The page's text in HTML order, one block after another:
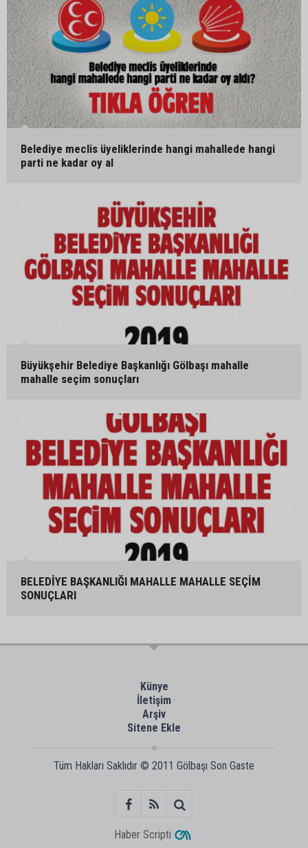
Belediye meclis üyeliklerinde hangi mahallede hangi
parti ne kadar oy al
Büyükşehir Belediye Başkanlığı Gölbaşı mahalle
mahalle seçim sonuçları
BELEDİYE BAŞKANLIĞI MAHALLE MAHALLE SEÇİM
SONUÇLARI
Künye
İletişim
Arşiv
Sitene Ekle
Tüm Hakları Saklıdır © 2011 Gölbaşı Son Gaste
Haber Scripti